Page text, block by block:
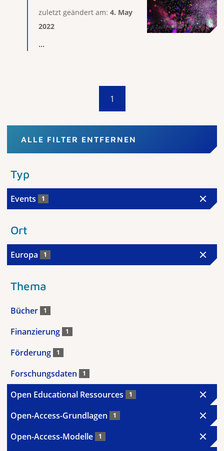
zuletzt geändert am: 4. May
2022
...
1
ALLE FILTER ENTFERNEN
Typ
Events 1
Ort
Europa 1
Thema
Bücher 1
Finanzierung 1
Förderung 1
Forschungsdaten 1
Open Educational Ressources 1
Open-Access-Grundlagen 1
Open-Access-Modelle 1